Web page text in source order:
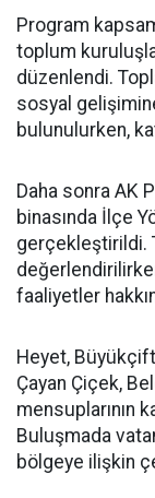
Program
toplum
düzenlendi.
sosyal
bulunulurken,
Daha sonra AK
binasında İlçe
gerçekleştirildi.
faaliyetler
Heyet,
Çayan Çiçek,
mensuplarının
Buluşmada
bölgeye ilişkin